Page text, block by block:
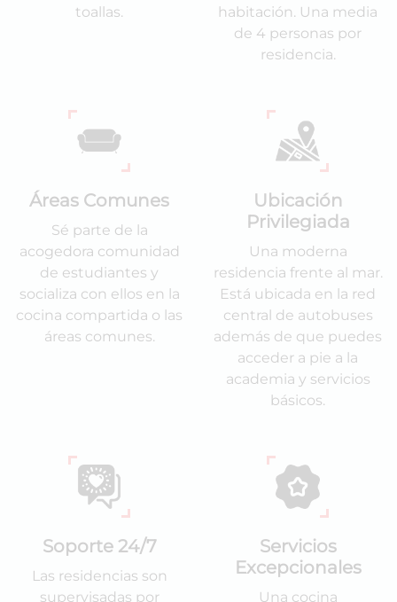
toallas.
habitación. Una media
de 4 personas por
residencia.
Áreas Comunes
Sé parte de la
acogedora comunidad
de estudiantes y
socializa con ellos en la
cocina compartida o las
áreas comunes.
Ubicación
Privilegiada
Una moderna
residencia frente al mar.
Está ubicada en la red
central de autobuses
además de que puedes
acceder a pie a la
academia y servicios
básicos.
Soporte 24/7
Las residencias son
supervisadas por
Servicios
Excepcionales
Una cocina